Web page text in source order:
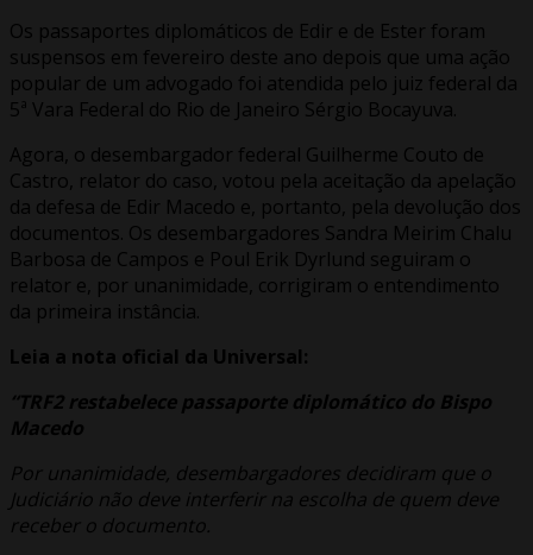
Os passaportes diplomáticos de Edir e de Ester foram
suspensos em fevereiro deste ano depois que uma ação
popular de um advogado foi atendida pelo juiz federal da
5ª Vara Federal do Rio de Janeiro Sérgio Bocayuva.
Agora, o desembargador federal Guilherme Couto de
Castro, relator do caso, votou pela aceitação da apelação
da defesa de Edir Macedo e, portanto, pela devolução dos
documentos. Os desembargadores Sandra Meirim Chalu
Barbosa de Campos e Poul Erik Dyrlund seguiram o
relator e, por unanimidade, corrigiram o entendimento
da primeira instância.
Leia a nota oficial da Universal:
“TRF2 restabelece passaporte diplomático do Bispo
Macedo
Por unanimidade, desembargadores decidiram que o
Judiciário não deve interferir na escolha de quem deve
receber o documento.